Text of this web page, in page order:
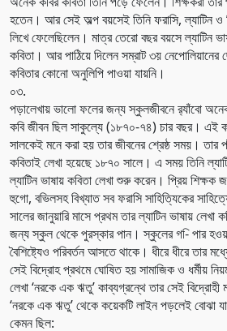
হতেন। আর সেই অল্প বয়সেই তিনি ফরাসি, ল্যাটিন ও
লিখে ফেলেছিলেন। মাত্র তেরো বছর বয়সে ল্যাটিন
কবিতা। আর পাঠিয়ে দিলেন সম্রাট ৩য়
কবিতার কোনো অনুলিপি পাওয়া যায়নি।
০৩.
পড়ালেখায় ভালো ফলের জন্য স্কুলজীবনে র‌্যাঁবো
কবি জীবন ছিল সাকুল্যে (১৮৭০-৭৪) চার বছর। এই
সালকেই মনে করা হয় তার জীবনের শ্রেষ্ঠ সময়। তার
কবিতাই লেখা হয়েছে ১৮৭০ সালে। এ সময় তিনি
ল্যাটিন ভাষায় কবিতা লেখা শুরু করেন। প্রিয় শিক্ষক
হুগো, বভিলসহ বিখ্যাত সব ফরাসি সাহিত্যিকের
সালের জানুয়ারি মাসে প্রথম তার ল্যাটিন ভাষায় লেখা
জন্য স্কুল থেকে পুরস্কার পান। স্কুলের গ-ি পার হওয়ার
বৈশিষ্ট্যেও পরিবর্তন আসতে থাকে। ধীরে ধীরে তার
সেই বিদ্রোহ প্রথমে ঘোষিত হয় সামাজিক ও ধর্মীয়
লেখা ‘নরকে এক ঋতু’ কাব্যগ্রন্থে তার সেই বিদ্রোহী
‘নরকে এক ঋতু’ থেকে কয়েকটি লাইন পড়লেই বোঝা
কেমন ছিল: